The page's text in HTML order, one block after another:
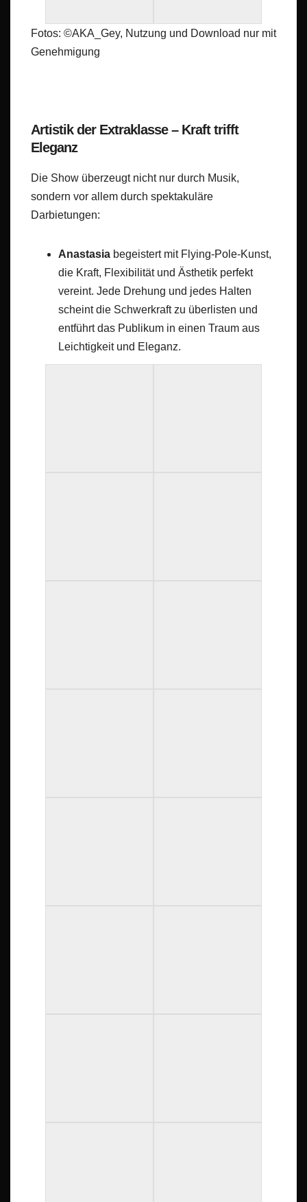
Fotos: ©AKA_Gey, Nutzung und Download nur mit
Genehmigung
Artistik der Extraklasse – Kraft trifft
Eleganz
Die Show überzeugt nicht nur durch Musik,
sondern vor allem durch spektakuläre
Darbietungen:
Anastasia begeistert mit Flying-Pole-Kunst,
die Kraft, Flexibilität und Ästhetik perfekt
vereint. Jede Drehung und jedes Halten
scheint die Schwerkraft zu überlisten und
entführt das Publikum in einen Traum aus
Leichtigkeit und Eleganz.